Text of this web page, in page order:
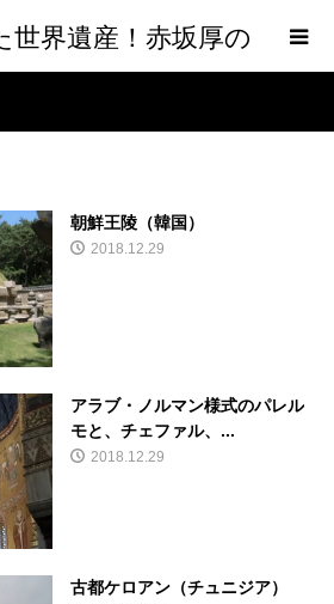
界遺産！赤坂厚の
朝鮮王陵（韓国）
2018.12.29
アラブ・ノルマン様式のパレル
モと、チェファル、...
2018.12.29
古都ケロアン（チュニジア）